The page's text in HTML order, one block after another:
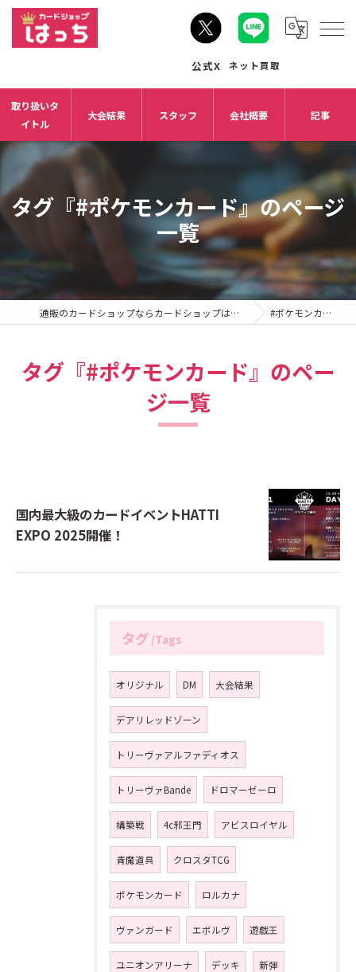
取り扱いタ
イトル
大会結果 スタッフ 会社概要 記事
タグ『#ポケモンカード』のページ
一覧
通販のカードショップならカードショップはっち #ポケモンカード
タグ『#ポケモンカード』のペー
ジ一覧
国内最大級のカードイベントHATTI
EXPO 2025開催！
タグ Tags
オリジナル DM 大会結果
デアリレッドゾーン
トリーヴァアルファディオス
トリーヴァBande ドロマーゼーロ
構築戦 4c邪王門 アビスロイヤル
青魔道具 クロスタTCG
ポケモンカード ロルカナ
ヴァンガード エボルヴ 遊戯王
ユニオンアリーナ デッキ 新弾